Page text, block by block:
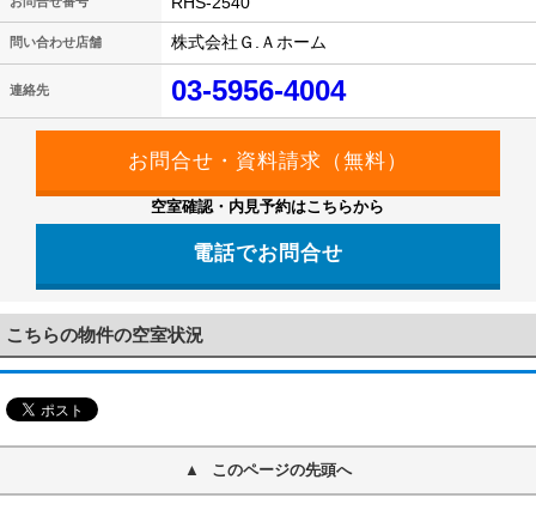
問い合わせ店舗 株式会社Ｇ.Ａホーム
連絡先 03-5956-4004
空室確認・内見予約はこちらから
電話でお問合せ
03-5956-4004
こちらの物件の空室状況
このページの先頭へ